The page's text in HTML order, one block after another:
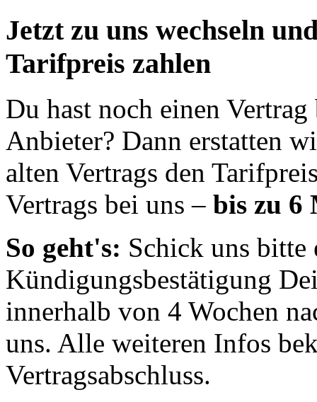
Jetzt zu uns wechseln
Tarifpreis zahlen
Du hast noch einen
Anbieter? Dann erstatten
alten Vertrags den
Vertrags bei uns – bis zu 6
So geht's: Schick uns bitte
Kündigungsbestätigung
innerhalb von 4 Wochen
uns. Alle weiteren Infos
Vertragsabschluss.